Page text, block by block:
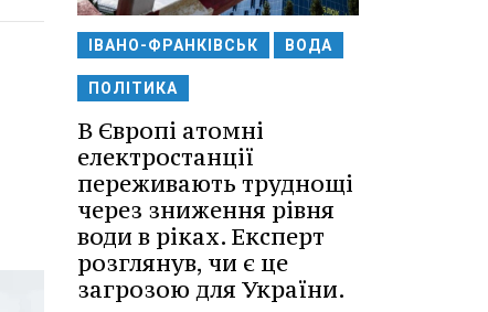
ІВАНО-ФРАНКІВСЬК ВОДА
ПОЛІТИКА
В Європі атомні
електростанції
переживають труднощі
через зниження рівня
води в ріках. Експерт
розглянув, чи є це
загрозою для України.